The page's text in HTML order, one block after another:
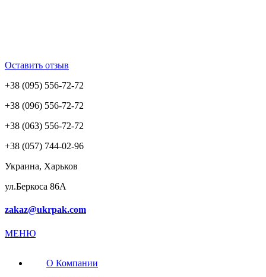
Оставить отзыв
+38 (095) 556-72-72
+38 (096) 556-72-72
+38 (063) 556-72-72
+38 (057) 744-02-96
Украина, Харьков
ул.Беркоса 86А
zakaz@ukrpak.com
МЕНЮ
О Компании